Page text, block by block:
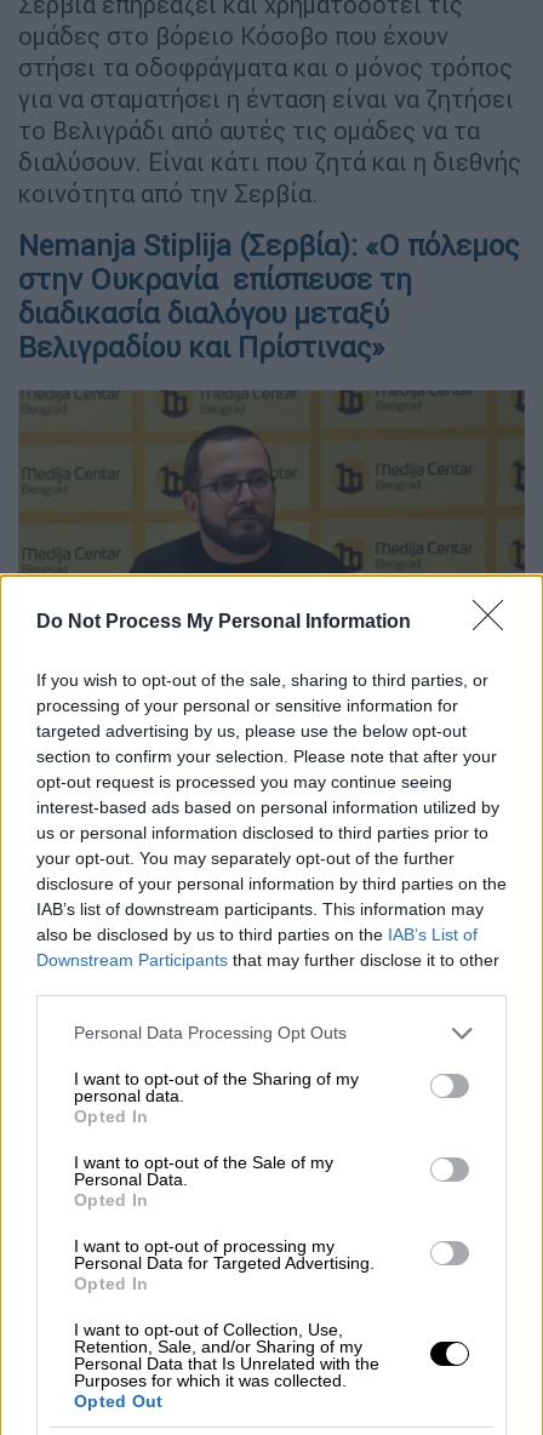
Do Not Process My Personal Information
If you wish to opt-out of the sale, sharing to third parties, or
processing of your personal or sensitive information for
targeted advertising by us, please use the below opt-out
section to confirm your selection. Please note that after your
opt-out request is processed you may continue seeing
interest-based ads based on personal information utilized by
us or personal information disclosed to third parties prior to
your opt-out. You may separately opt-out of the further
disclosure of your personal information by third parties on the
IAB’s list of downstream participants. This information may
also be disclosed by us to third parties on the IAB’s List of
Downstream Participants that may further disclose it to other
Please note that this website/app uses one or more Google
not limited to your visit or usage behaviour. You may click to
grant or deny consent to Google and its third-party tags to
use your data for below specified purposes in below Google
consent section.
Personal Data Processing Opt Outs
I want to opt-out of the Sharing of my
personal data.
Opted In
I want to opt-out of the Sale of my
Personal Data.
Opted In
I want to opt-out of processing my
Personal Data for Targeted Advertising.
Opted In
I want to opt-out of Collection, Use,
Retention, Sale, and/or Sharing of my
Personal Data that Is Unrelated with the
Purposes for which it was collected.
Opted Out
ομάδες στο βόρειο Κόσοβο που έχουν
στήσει τα οδοφράγματα και ο μόνος τρόπος
για να σταματήσει η ένταση είναι να ζητήσει
το Βελιγράδι από αυτές τις ομάδες να τα
διαλύσουν. Είναι κάτι που ζητά και η διεθνής
κοινότητα από την Σερβία.
Nemanja Stiplija (Σερβία): «Ο πόλεμος
στην Ουκρανία επίσπευσε τη
διαδικασία διαλόγου μεταξύ
Βελιγραδίου και Πρίστινας»
ενημερωτικής πύλης European Western Balkans/Photo:
Media Centar, Belgrade
«Μετά την ρωσική επίθεση στηνΟυκρανία οι
Δυτικοί εταίροι ίσως αποφάσισαν να
δώσουν ώθηση στη διαδικασία διαλόγου
μεταξύ Βελιγραδίου και Πρίστινας με στόχο
την ομαλοποίηση των σχέσεων μεταξύ των
δύο πλευρών. Και αυτό στη λογική ότι ο
Πούτιν χρησιμοποιεί τον Κούρτι ως
εργαλείο για να αυξήσει την ρωσική σφαίρα
επιρροής στην περιοχή και όχι μόνο. Στο
ακολουθούν διαφορετικές στρατηγικές για
να πάρουν καλύτερη θέση στο διάλογο με
αποτέλεσμα να δημιουργούνται αυτές οι
εντάσεις» εξηγεί από την πλευρά του ο
Nemanja Todorovic Stiplija Σέρβος
αρχισυντάκτης της ενημερωτικής πύλης
European Western Balkans.
Milos Kovic (Σερβία): Πίσω από τις
εντάσεις κρύβεται το σχέδιο Κούρτι
για τη Μεγάλη Αλβανία